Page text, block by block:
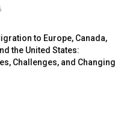
to Europe, Canada,
the United States:
Challenges, and Changing